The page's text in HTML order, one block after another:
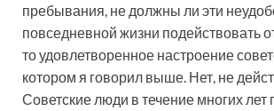
пребывания, не должны ли эти
повседневной жизни подействовать
то удовлетворенное настроение
котором я говорил выше. Нет, не
Советские люди в течение многих лет